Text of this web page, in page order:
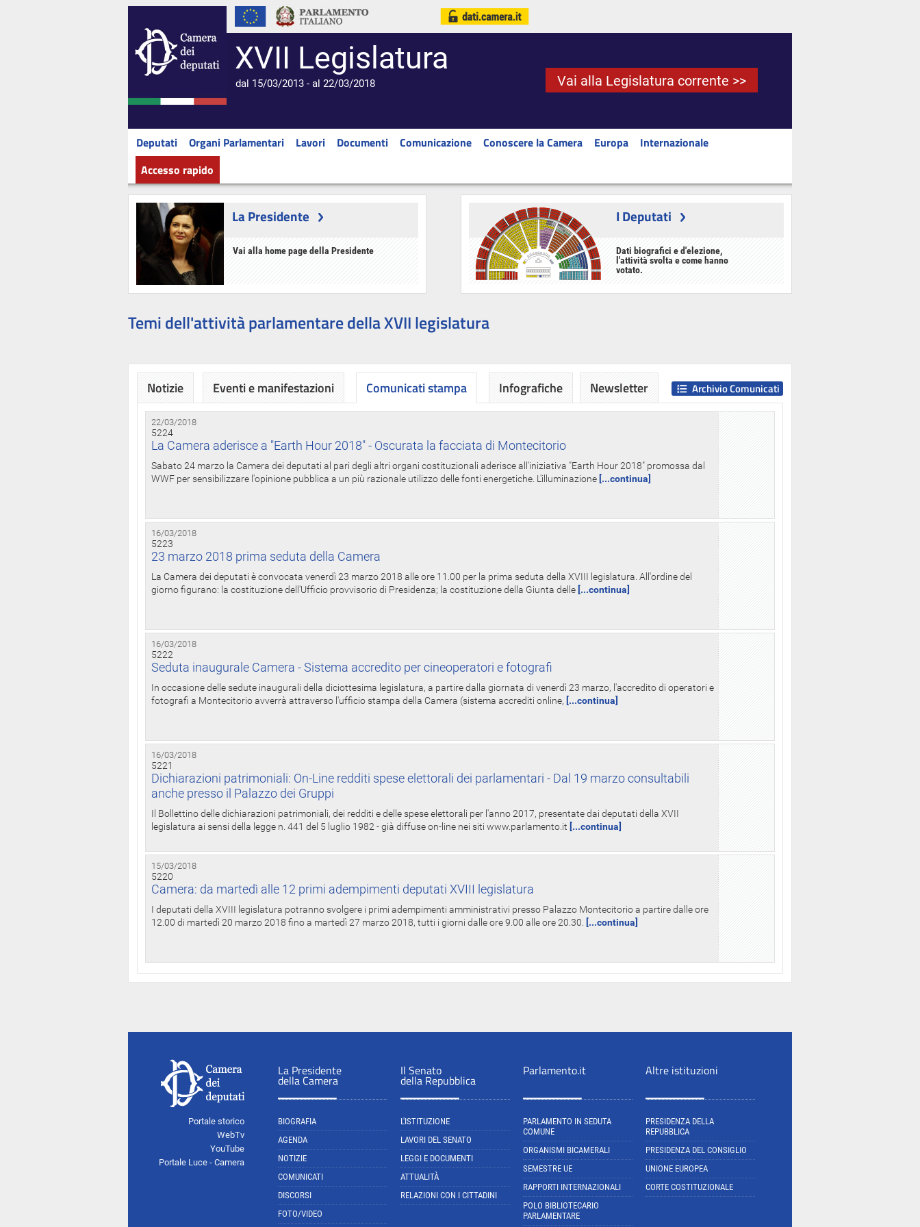
XVII Legislatura
dal 15/03/2013 - al 22/03/2018 Vai alla Legislatura corrente >>
Deputati Organi Parlamentari Lavori Documenti Comunicazione Conoscere la Camera Europa
Internazionale
Accesso rapido
La Presidente
Vai alla home page della Presidente
I Deputati
Dati biografici e d'elezione,
l'attività svolta e come hanno
votato.
Temi dell'attività parlamentare della XVII legislatura
Notizie Eventi e manifestazioni Comunicati stampa
22/03/2018
5224
La Camera aderisce a "Earth Hour 2018" - Oscurata la facciata di Montecitorio
Sabato 24 marzo la Camera dei deputati al pari degli altri organi costituzionali aderisce all'iniziativa "Earth Hour 2018" promossa dal
WWF per sensibilizzare l'opinione pubblica a un più razionale utilizzo delle fonti energetiche. L'illuminazione [...continua]
16/03/2018
5223
23 marzo 2018 prima seduta della Camera
La Camera dei deputati è convocata venerdì 23 marzo 2018 alle ore 11.00 per la prima seduta della XVIII legislatura. All'ordine del
giorno figurano: la costituzione dell'Ufficio provvisorio di Presidenza; la costituzione della Giunta delle [...continua]
16/03/2018
5222
Seduta inaugurale Camera - Sistema accredito per cineoperatori e fotografi
In occasione delle sedute inaugurali della diciottesima legislatura, a partire dalla giornata di venerdì 23 marzo, l'accredito di operatori e
fotografi a Montecitorio avverrà attraverso l'ufficio stampa della Camera (sistema accrediti online, [...continua]
16/03/2018
5221
Dichiarazioni patrimoniali: On-Line redditi spese elettorali dei parlamentari - Dal 19 marzo consultabili
anche presso il Palazzo dei Gruppi
Il Bollettino delle dichiarazioni patrimoniali, dei redditi e delle spese elettorali per l'anno 2017, presentate dai deputati della XVII
legislatura ai sensi della legge n. 441 del 5 luglio 1982 - già diffuse on-line nei siti www.parlamento.it [...continua]
15/03/2018
5220
Camera: da martedì alle 12 primi adempimenti deputati XVIII legislatura
I deputati della XVIII legislatura potranno svolgere i primi adempimenti amministrativi presso Palazzo Montecitorio a partire dalle ore
12.00 di martedì 20 marzo 2018 fino a martedì 27 marzo 2018, tutti i giorni dalle ore 9.00 alle ore 20.30.
[...continua]
Archivio Comunicati
Infografiche Newsletter
Portale storico
WebTv
YouTube
Portale Luce - Camera
La Presidente
della Camera
BIOGRAFIA
AGENDA
NOTIZIE
COMUNICATI
DISCORSI
FOTO/VIDEO
Il Senato
della Repubblica
L'ISTITUZIONE
LAVORI DEL SENATO
LEGGI E DOCUMENTI
ATTUALITÀ
RELAZIONI CON I CITTADINI
Parlamento.it
PARLAMENTO IN SEDUTA
COMUNE
ORGANISMI BICAMERALI
SEMESTRE UE
RAPPORTI INTERNAZIONALI
POLO BIBLIOTECARIO
PARLAMENTARE
Altre istituzioni
PRESIDENZA DELLA
REPUBBLICA
PRESIDENZA DEL CONSIGLIO
UNIONE EUROPEA
CORTE COSTITUZIONALE